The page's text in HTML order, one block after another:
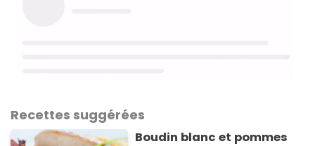
Recettes suggérées
Boudin blanc et pommes